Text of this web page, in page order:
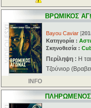
ΒΡΩΜΙΚΟΣ
Bayou Caviar [
Κατηγορία :
Σκηνοθεσία :
Περίληψη : Η
Τζούνιορ
INFO